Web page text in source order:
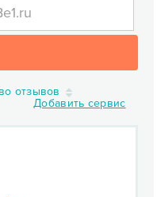
отзывов
Добавить сервис